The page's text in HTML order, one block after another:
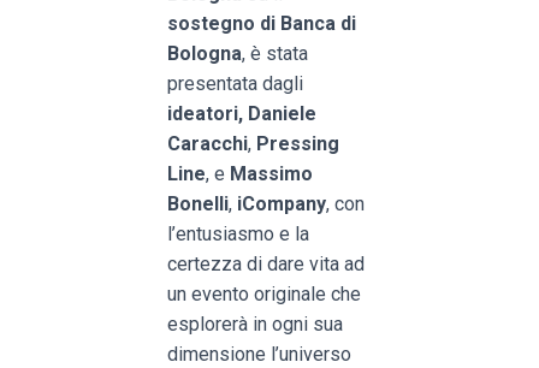
sostegno di Banca di
Bologna, è stata
presentata dagli
ideatori, Daniele
Caracchi, Pressing
Line, e Massimo
Bonelli, iCompany, con
l’entusiasmo e la
certezza di dare vita ad
un evento originale che
esplorerà in ogni sua
dimensione l’universo